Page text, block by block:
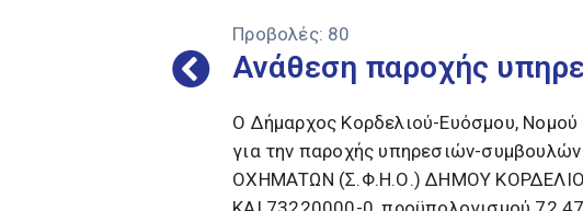
Προβολές: 80
Ανάθεση παροχής
Ο Δήμαρχος Κορδελιού-Ευόσμου,
για την παροχής υπηρεσιών-
ΟΧΗΜΑΤΩΝ (Σ.Φ.Η.Ο.) ΔΗΜΟΥ